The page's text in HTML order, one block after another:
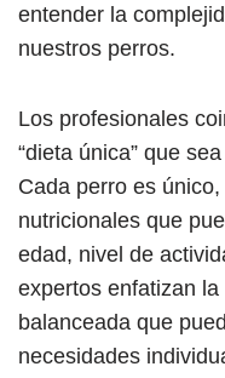
entender la
nuestros perros.
Los profesionales
“dieta única” que
Cada perro es
nutricionales que
edad, nivel de
expertos enfatizan
balanceada que
necesidades